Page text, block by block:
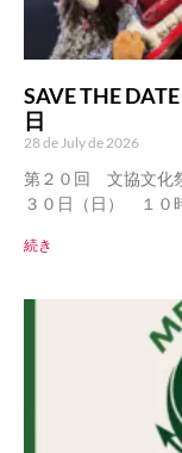
SAVE THE
日
28 de July de 2026
第２０回 文協文化
３０日（日） １０
続き